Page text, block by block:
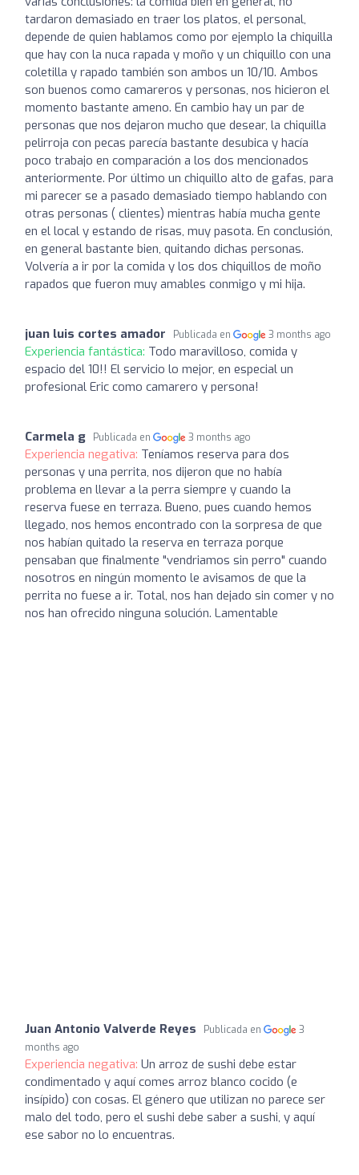
tardaron demasiado en traer los platos, el personal,
depende de quien hablamos como por ejemplo la chiquilla
que hay con la nuca rapada y moño y un chiquillo con una
coletilla y rapado también son ambos un 10/10. Ambos
son buenos como camareros y personas, nos hicieron el
momento bastante ameno. En cambio hay un par de
personas que nos dejaron mucho que desear, la chiquilla
pelirroja con pecas parecía bastante desubica y hacía
poco trabajo en comparación a los dos mencionados
anteriormente. Por último un chiquillo alto de gafas, para
mi parecer se a pasado demasiado tiempo hablando con
otras personas ( clientes) mientras había mucha gente
en el local y estando de risas, muy pasota. En conclusión,
en general bastante bien, quitando dichas personas.
Volvería a ir por la comida y los dos chiquillos de moño
rapados que fueron muy amables conmigo y mi hija.
juan luis cortes amador Publicada en 3 months ago
Experiencia fantástica: Todo maravilloso, comida y
espacio del 10!! El servicio lo mejor, en especial un
profesional Eric como camarero y persona!
Carmela g Publicada en 3 months ago
Experiencia negativa: Teníamos reserva para dos
personas y una perrita, nos dijeron que no había
problema en llevar a la perra siempre y cuando la
reserva fuese en terraza. Bueno, pues cuando hemos
llegado, nos hemos encontrado con la sorpresa de que
nos habían quitado la reserva en terraza porque
pensaban que finalmente "vendriamos sin perro" cuando
nosotros en ningún momento le avisamos de que la
perrita no fuese a ir. Total, nos han dejado sin comer y no
nos han ofrecido ninguna solución. Lamentable
Juan Antonio Valverde Reyes Publicada en
3
months ago
Experiencia negativa: Un arroz de sushi debe estar
condimentado y aquí comes arroz blanco cocido (e
insípido) con cosas. El género que utilizan no parece ser
malo del todo, pero el sushi debe saber a sushi, y aquí
ese sabor no lo encuentras.